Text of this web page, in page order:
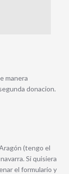
manera
donacion.
(tengo el
Si quisiera
el formulario y